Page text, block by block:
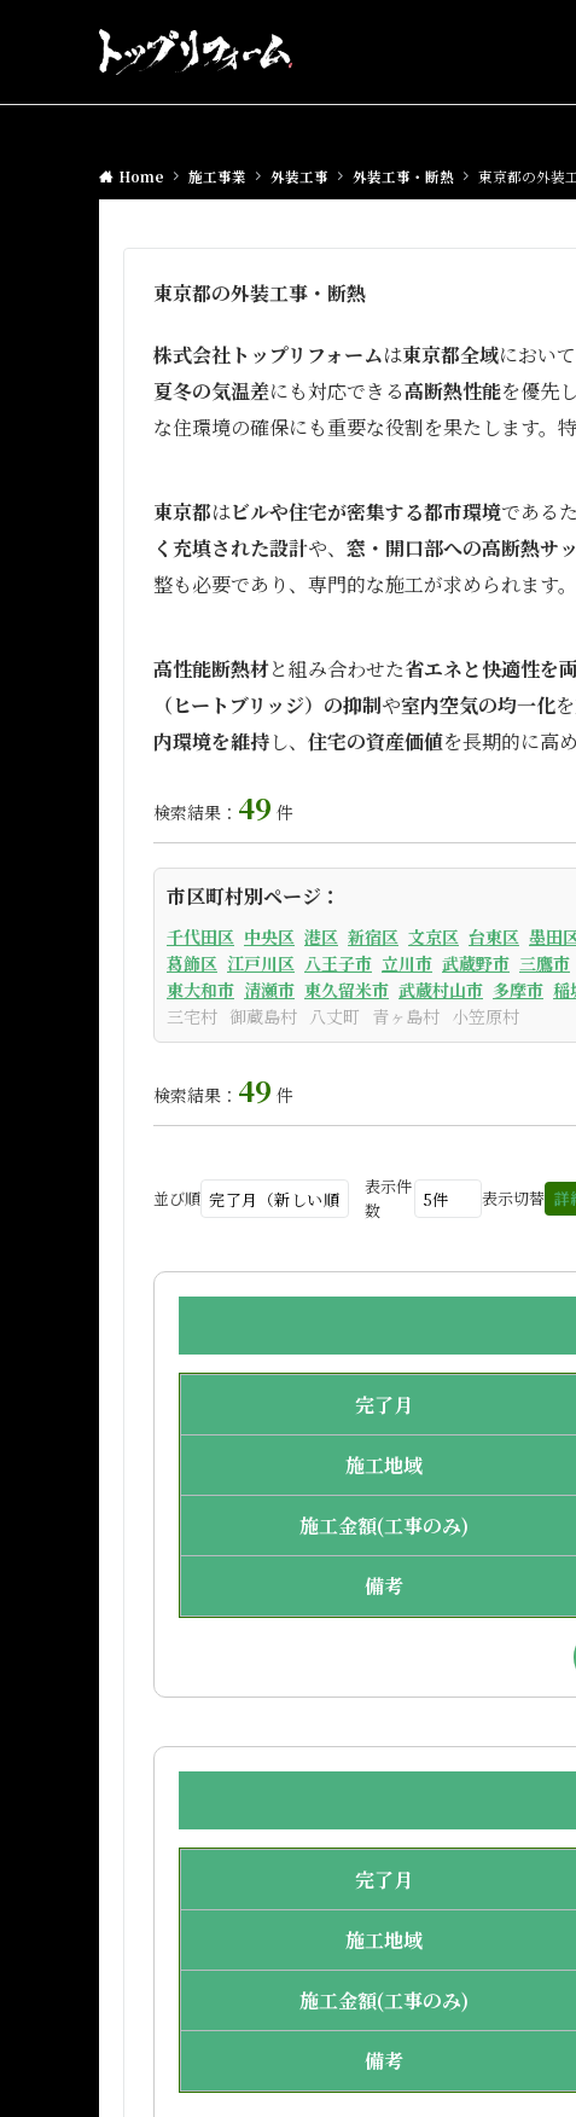
Home 施工事業 外装工事 外装工事・断熱 東京都の外装
東京都の外装工事・断熱
株式会社トップリフォームは東京都全域において
夏冬の気温差にも対応できる高断熱性能を優先
な住環境の確保にも重要な役割を果たします。特
東京都はビルや住宅が密集する都市環境であるた
く充填された設計や、 窓・開口部への高断熱サ
整も必要であり、専門的な施工が求められます。
高性能断熱材と組み合わせた省エネと快適性を
（ヒートブリッジ）の抑制や室内空気の均一化
内環境を維持し、 住宅の資産価値を長期的に高め
検索結果： 49 件
市区町村別ページ：
千代田区 中央区 港区 新宿区 文京区 台東区 墨田
葛飾区 江戸川区 八王子市 立川市 武蔵野市 三鷹市
東大和市 清瀬市 東久留米市 武蔵村山市 多摩市 稲
三宅村 御蔵島村 八丈町 青ヶ島村 小笠原村
検索結果： 49 件
並び順
表示件
数
表示切替 詳
完了月
施工地域
施工金額(工事のみ)
備考
完了月
施工地域
施工金額(工事のみ)
備考